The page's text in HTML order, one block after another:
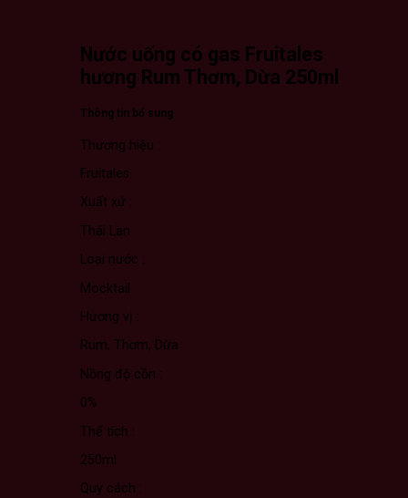
Nước uống có gas Fruitales
hương Rum Thơm, Dừa 250ml
Thông tin bổ sung
Thương hiệu :
Fruitales
Xuất xứ :
Thái Lan
Loại nước :
Mocktail
Hương vị :
Rum, Thơm, Dừa
Nồng độ cồn :
0%
Thể tích :
250ml
Quy cách :